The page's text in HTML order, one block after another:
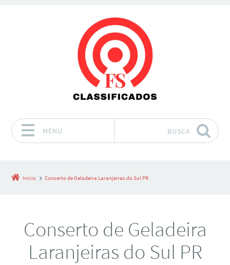
MENU BUSCA
Início Conserto de Geladeira Laranjeiras do Sul PR
Conserto de Geladeira
Laranjeiras do Sul PR